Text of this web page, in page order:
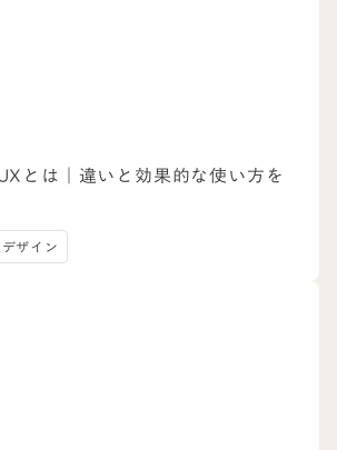
とは｜違いと効果的な使い方を
ザイン